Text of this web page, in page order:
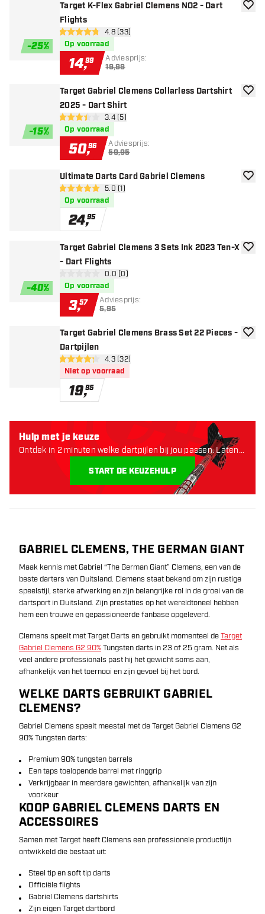
-25%
Target K-Flex Gabriel Clemens NO2 - Dart
Flights
open reviews drawer
4.8 score sterren4.8 (33)
Op voorraad
14,99 Adviesprijs:
19,99
-15%
Target Gabriel Clemens Collarless Dartshirt
2025 - Dart Shirt
open reviews drawer
3.4 score sterren3.4 (5)
Op voorraad
50,96 Adviesprijs:
59,95
Ultimate Darts Card Gabriel Clemens
open reviews drawer
5 score sterren5.0 (1)
Op voorraad
24,95
-40%
Target Gabriel Clemens 3 Sets Ink 2023 Ten-X
- Dart Flights
open reviews drawer
0 score sterren0.0 (0)
Op voorraad
3,57 Adviesprijs:
5,95
Target Gabriel Clemens Brass Set 22 Pieces -
Dartpijlen
open reviews drawer
4.3 score sterren4.3 (32)
Niet op voorraad
19,95
Hulp met je keuze
Ontdek in 2 minuten welke dartpijlen bij jou passen. Laten
START DE KEUZEHULP
GABRIEL CLEMENS, THE GERMAN GIANT
Maak kennis met Gabriel “The German Giant” Clemens, een van de
beste darters van Duitsland. Clemens staat bekend om zijn rustige
speelstijl, sterke afwerking en zijn belangrijke rol in de groei van de
dartsport in Duitsland. Zijn prestaties op het wereldtoneel hebben
hem een trouwe en gepassioneerde fanbase opgeleverd.
Clemens speelt met Target Darts en gebruikt momenteel deTarget
Gabriel Clemens G2 90%Tungsten darts in 23 of 25 gram. Net als
veel andere professionals past hij het gewicht soms aan,
afhankelijk van het toernooi en zijn gevoel bij het bord.
WELKE DARTS GEBRUIKT GABRIEL
CLEMENS?
Gabriel Clemens speelt meestal met de Target Gabriel Clemens G2
90% Tungsten darts:
Premium 90% tungsten barrels
Een taps toelopende barrel met ringgrip
Verkrijgbaar in meerdere gewichten, afhankelijk van zijn
voorkeur
KOOP GABRIEL CLEMENS DARTS EN
ACCESSOIRES
Samen met Target heeft Clemens een professionele productlijn
ontwikkeld die bestaat uit:
Steel tip en soft tip darts
Officiële flights
Gabriel Clemens dartshirts
Zijn eigen Target dartbord